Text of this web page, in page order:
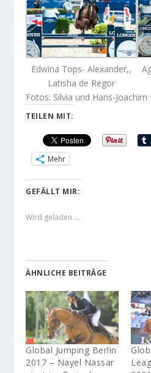
Edwina Tops- Alexander,,
Latisha de Regor
Fotos: Silvia und Hans-Joachim
TEILEN MIT:
Mehr
GEFÄLLT MIR:
Wird geladen …
ÄHNLICHE BEITRÄGE
Global Jumping Berlin
2017 – Nayel Nassar